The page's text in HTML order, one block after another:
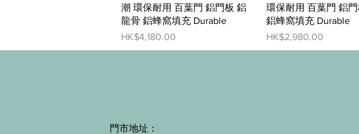
潮 環保耐用 百葉門 鋁門板 鋁
龍骨 鋁蜂窩填充 Durable
價格
HK$4,180.00
環保耐用 百葉門 鋁
鋁蜂窩填充 Durable
價格
HK$2,980.00
門市地址：